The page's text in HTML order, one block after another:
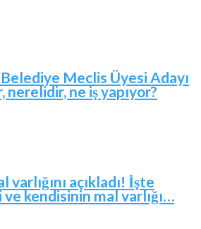
Meclis Üyesi Adayı
nerelidir, ne iş yapıyor?
varlığını açıkladı! İşte
ve kendisinin mal varlığı…